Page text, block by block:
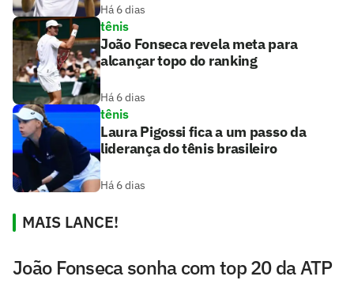
Há 6 dias
tênis
João Fonseca revela meta para
alcançar topo do ranking
Há 6 dias
tênis
Laura Pigossi fica a um passo da
liderança do tênis brasileiro
Há 6 dias
MAIS LANCE!
João Fonseca sonha com top 20 da ATP